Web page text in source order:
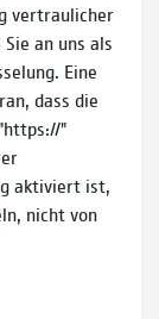
vertraulicher
an uns als
Eine
dass die
"
aktiviert ist,
nicht von